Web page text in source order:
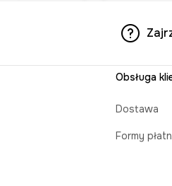
Obsługa
Dostawa
Formy